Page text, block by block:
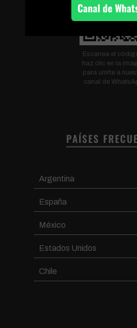
Escanea el
haz clic en la
para unirte a
canal de
PAÍSES
Argentina
España
México
Estados Unidos
Chile
Canal de